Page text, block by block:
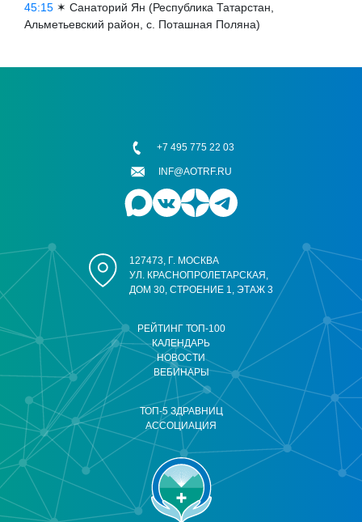
45:15 ✶ Санаторий Ян (Республика Татарстан,
Альметьевский район, с. Поташная Поляна)
РЕЙТИНГ ТОП-100
КАЛЕНДАРЬ
НОВОСТИ
ВЕБИНАРЫ
ТОП-5 ЗДРАВНИЦ
АССОЦИАЦИЯ
127473, Г. МОСКВА
УЛ. КРАСНОПРОЛЕТАРСКАЯ,
ДОМ 30, СТРОЕНИЕ 1, ЭТАЖ 3
+7 495 775 22 03
INF@AOTRF.RU